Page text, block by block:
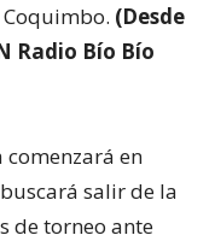
Coquimbo. (Desde
Radio Bío Bío
en
salir de la
de torneo ante